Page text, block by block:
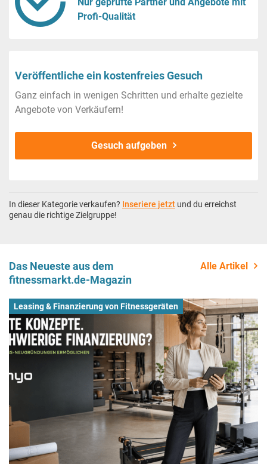
Profi-Qualität
Veröffentliche ein kostenfreies Gesuch
Ganz einfach in wenigen Schritten und erhalte gezielte
Angebote von Verkäufern!
Gesuch aufgeben
In dieser Kategorie verkaufen? Inseriere jetzt und du erreichst
genau die richtige Zielgruppe!
Das Neueste aus dem
fitnessmarkt.de-Magazin
Alle Artikel
Leasing & Finanzierung von Fitnessgeräten